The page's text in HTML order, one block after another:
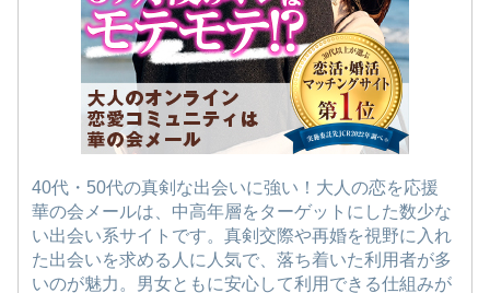
40代・50代の真剣な出会いに強い！大人の恋を応援
華の会メールは、中高年層をターゲットにした数少な
い出会い系サイトです。真剣交際や再婚を視野に入れ
た出会いを求める人に人気で、落ち着いた利用者が多
いのが魅力。男女ともに安心して利用できる仕組みが